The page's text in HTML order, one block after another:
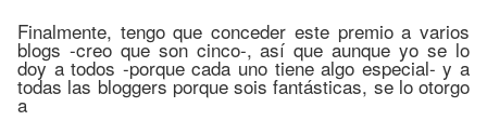
Finalmente, tengo que conceder este premio a varios
blogs -creo que son cinco-, así que aunque yo se lo
doy a todos -porque cada uno tiene algo especial- y a
todas las bloggers porque sois fantásticas, se lo otorgo
a